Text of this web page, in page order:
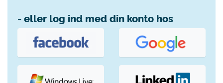
- eller log ind med din konto hos